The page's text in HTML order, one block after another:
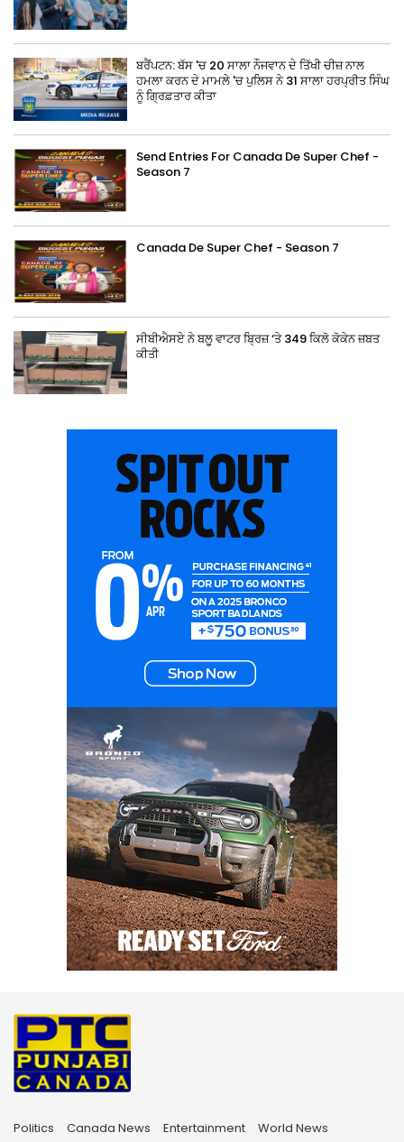
ਬਰੈਂਪਟਨ: ਬੱਸ 'ਚ 20 ਸਾਲਾ ਨੌਜਵਾਨ ਦੇ ਤਿੱਖੀ ਚੀਜ਼ ਨਾਲ
ਹਮਲਾ ਕਰਨ ਦੇ ਮਾਮਲੇ 'ਚ ਪੁਲਿਸ ਨੇ 31 ਸਾਲਾ ਹਰਪ੍ਰੀਤ ਸਿੰਘ
ਨੂੰ ਗ੍ਰਿਫ਼ਤਾਰ ਕੀਤਾ
Send Entries For Canada De Super Chef -
Season 7
Canada De Super Chef - Season 7
ਸੀਬੀਐਸਏ ਨੇ ਬਲੂ ਵਾਟਰ ਬ੍ਰਿਜ਼ ‘ਤੇ 349 ਕਿਲੋ ਕੋਕੇਨ ਜ਼ਬਤ
ਕੀਤੀ
Politics Canada News Entertainment World News